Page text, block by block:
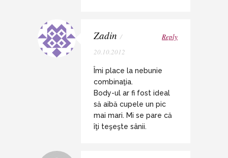
Zadin /
20.10.2012
Reply
Îmi place la nebunie
combinaţia.
Body-ul ar fi fost ideal
să aibă cupele un pic
mai mari. Mi se pare că
îţi teşeşte sânii.